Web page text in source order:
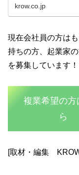
krow.co.jp
現在会社員の方は
持ちの方、起業家
を募集しています！
複業希望の方
ら
[取材・編集